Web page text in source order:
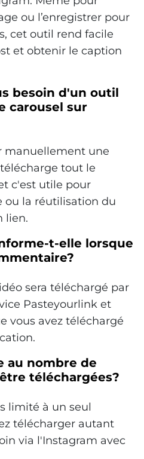
ou l’enregistrer pour
cet outil rend facile
et obtenir le caption
besoin d'un outil
carousel sur
manuellement une
tout le
c'est utile pour
ou la réutilisation du
lien.
t-elle lorsque
sera téléchargé par
Pasteyourlink et
vous avez téléchargé
au nombre de
téléchargées?
limité à un seul
télécharger autant
via l'Instagram avec